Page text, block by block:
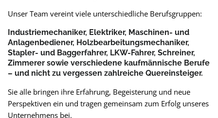
Unser Team vereint viele unterschiedliche Berufsgruppen:
Industriemechaniker, Elektriker, Maschinen- und
Anlagenbediener, Holzbearbeitungsmechaniker,
Stapler- und Baggerfahrer, LKW-Fahrer, Schreiner,
Zimmerer sowie verschiedene kaufmännische Berufe
– und nicht zu vergessen zahlreiche Quereinsteiger.
Sie alle bringen ihre Erfahrung, Begeisterung und neue
Perspektiven ein und tragen gemeinsam zum Erfolg unseres
Unternehmens bei.